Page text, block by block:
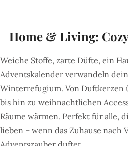
Home & Living:
Weiche Stoffe, zarte Düfte, ein
Adventskalender verwandeln
Winterrefugium. Von Duftkerzen
bis hin zu weihnachtlichen
Räume wärmen. Perfekt für alle,
lieben – wenn das Zuhause nach
Adventszauber duftet.